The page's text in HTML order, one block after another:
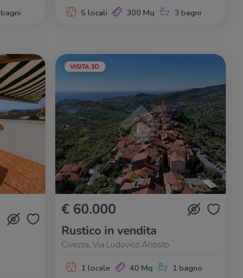
5 locali 300 Mq 3 bagni
VISITA 3D
€ 60.000
Rustico in vendita
Civezza, Via Ludovico Ariosto
1 locale 40 Mq 1 bagno